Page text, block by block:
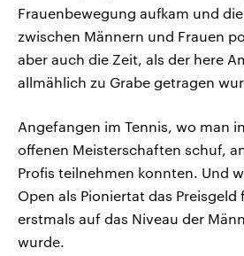
Frauenbewegung aufkam und
zwischen Männern und Frauen
aber auch die Zeit, als der here
allmählich zu Grabe getragen
Angefangen im Tennis, wo man
offenen Meisterschaften schuf,
Profis teilnehmen konnten. Und
Open als Pioniertat das Preisgeld
erstmals auf das Niveau der
wurde.